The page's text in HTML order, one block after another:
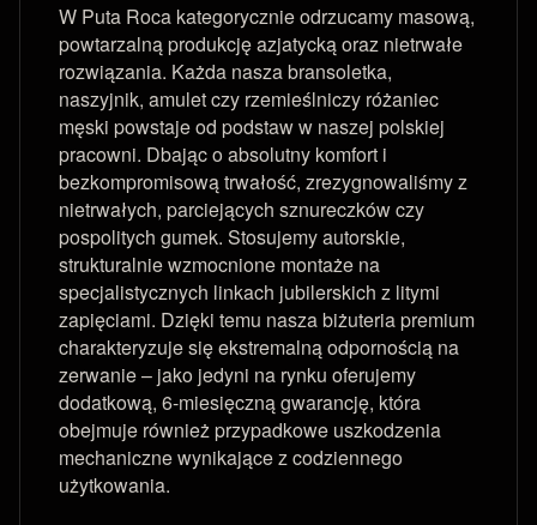
W Puta Roca kategorycznie odrzucamy masową,
powtarzalną produkcję azjatycką oraz nietrwałe
rozwiązania. Każda nasza bransoletka,
naszyjnik, amulet czy rzemieślniczy różaniec
męski powstaje od podstaw w naszej polskiej
pracowni. Dbając o absolutny komfort i
bezkompromisową trwałość, zrezygnowaliśmy z
nietrwałych, parciejących sznureczków czy
pospolitych gumek. Stosujemy autorskie,
strukturalnie wzmocnione montaże na
specjalistycznych linkach jubilerskich z litymi
zapięciami. Dzięki temu nasza biżuteria premium
charakteryzuje się ekstremalną odpornością na
zerwanie – jako jedyni na rynku oferujemy
dodatkową, 6-miesięczną gwarancję, która
obejmuje również przypadkowe uszkodzenia
mechaniczne wynikające z codziennego
użytkowania.